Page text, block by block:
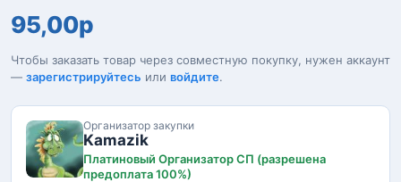
95,00р
Чтобы заказать товар через совместную покупку, нужен аккаунт
— зарегистрируйтесь или войдите.
Организатор закупки
Kamazik
Платиновый Организатор СП (разрешена
предоплата 100%)